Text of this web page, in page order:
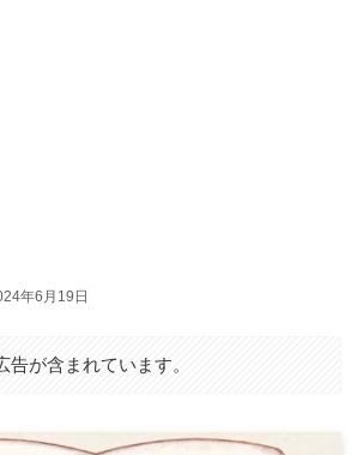
年6月19日
告が含まれています。